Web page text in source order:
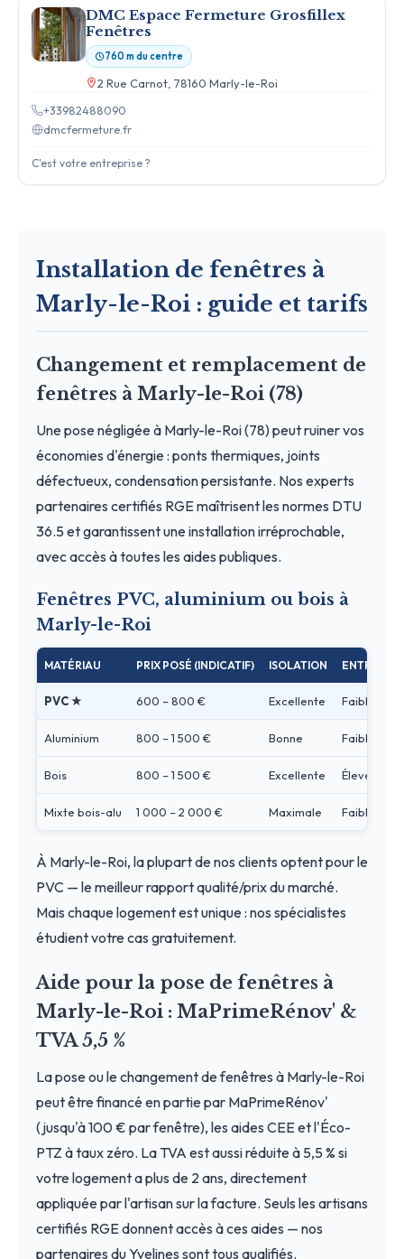
DMC Espace Fermeture Grosfillex
Fenêtres
760 m du centre
2 Rue Carnot, 78160 Marly-le-Roi
+33982488090
dmcfermeture.fr
C'est votre entreprise ?
Installation de fenêtres à
Marly-le-Roi : guide et tarifs
Changement et remplacement de
fenêtres à Marly-le-Roi (78)
Une pose négligée à Marly-le-Roi (78) peut ruiner vos
économies d'énergie : ponts thermiques, joints
défectueux, condensation persistante. Nos experts
partenaires certifiés RGE maîtrisent les normes DTU
36.5 et garantissent une installation irréprochable,
avec accès à toutes les aides publiques.
Fenêtres PVC, aluminium ou bois à
Marly-le-Roi
MATÉRIAU PRIX POSÉ (INDICATIF) ISOLATION ENTRETIEN
PVC ★ 600 – 800 € Excellente Faible
Aluminium 800 – 1 500 € Bonne Faible
Bois 800 – 1 500 € Excellente Élevé
Mixte bois-alu 1 000 – 2 000 € Maximale Faible
À Marly-le-Roi, la plupart de nos clients optent pour le
PVC — le meilleur rapport qualité/prix du marché.
Mais chaque logement est unique : nos spécialistes
étudient votre cas gratuitement.
Aide pour la pose de fenêtres à
Marly-le-Roi : MaPrimeRénov' &
TVA 5,5 %
La pose ou le changement de fenêtres à Marly-le-Roi
peut être financé en partie par MaPrimeRénov'
(jusqu'à 100 € par fenêtre), les aides CEE et l'Éco-
PTZ à taux zéro. La TVA est aussi réduite à 5,5 % si
votre logement a plus de 2 ans, directement
appliquée par l'artisan sur la facture. Seuls les artisans
certifiés RGE donnent accès à ces aides — nos
partenaires du Yvelines sont tous qualifiés.